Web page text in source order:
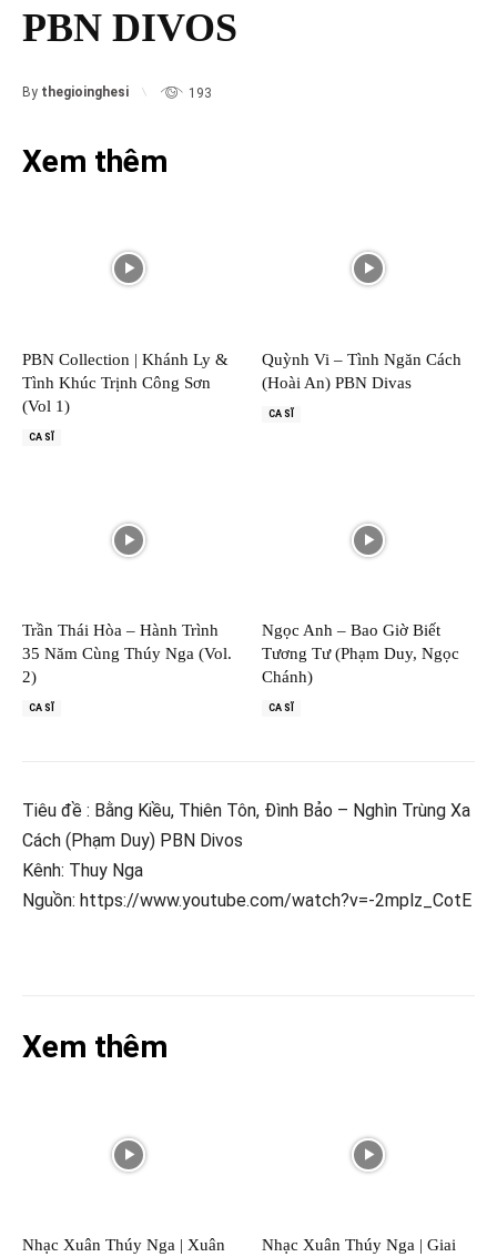
PBN DIVOS
By thegioinghesi 193
Xem thêm
PBN Collection | Khánh Ly &
Tình Khúc Trịnh Công Sơn
(Vol 1)
CA SĨ
Quỳnh Vi – Tình Ngăn Cách
(Hoài An) PBN Divas
CA SĨ
Trần Thái Hòa – Hành Trình
35 Năm Cùng Thúy Nga (Vol.
2)
CA SĨ
Ngọc Anh – Bao Giờ Biết
Tương Tư (Phạm Duy, Ngọc
Chánh)
CA SĨ
Tiêu đề : Bằng Kiều, Thiên Tôn, Đình Bảo – Nghìn Trùng Xa
Cách (Phạm Duy) PBN Divos
Kênh: Thuy Nga
Nguồn: https://www.youtube.com/watch?v=-2mplz_CotE
Xem thêm
Nhạc Xuân Thúy Nga | Xuân
Nhạc Xuân Thúy Nga | Giai